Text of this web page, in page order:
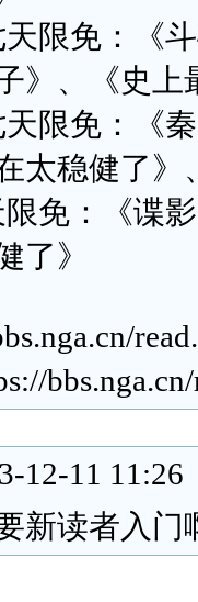
天限免：《
》、《史
天限免：《
太稳健了》
限免：《谍
了》
12-11 11:26
新读者入门